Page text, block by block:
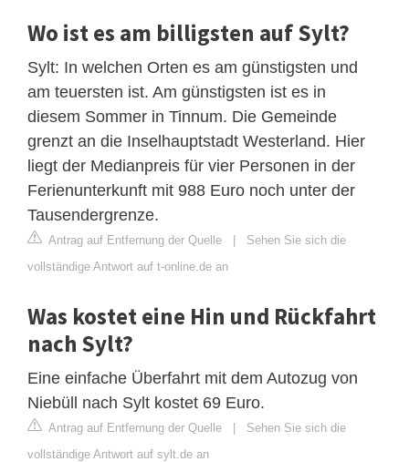
Wo ist es am billigsten auf Sylt?
Sylt: In welchen Orten es am günstigsten und
am teuersten ist. Am günstigsten ist es in
diesem Sommer in Tinnum. Die Gemeinde
grenzt an die Inselhauptstadt Westerland. Hier
liegt der Medianpreis für vier Personen in der
Ferienunterkunft mit 988 Euro noch unter der
Tausendergrenze.
Antrag auf Entfernung der Quelle | Sehen Sie sich die
vollständige Antwort auf t-online.de an
Was kostet eine Hin und Rückfahrt
nach Sylt?
Eine einfache Überfahrt mit dem Autozug von
Niebüll nach Sylt kostet 69 Euro.
Antrag auf Entfernung der Quelle | Sehen Sie sich die
vollständige Antwort auf sylt.de an